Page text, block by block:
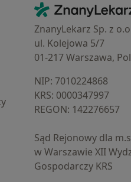
Kontakt
ZnanyLekarz - Strona
ZnanyLekarz Sp. z
ul. Kolejowa 5/7
01-217 Warszawa,
NIP: ⁠7010224868
KRS: ⁠0000347997
REGON: ⁠142276657
Sąd Rejonowy dla
w Warszawie XII
Gospodarczy KRS